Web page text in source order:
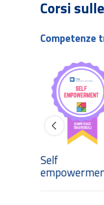
Corsi
Competenze
Self